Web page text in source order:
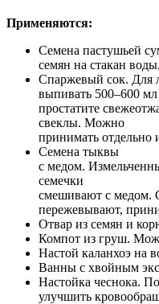
Применяются:
Семена пастушьей
семян на стакан воды.
Спаржевый сок. Для
выпивать 500–600
простатите
свеклы. Можно
принимать отдельно
Семена тыквы
с медом.
семечки
смешивают с медом.
пережевывают,
Отвар из семян и
Компот из груш.
Настой каланхоэ на
Ванны с хвойным
Настойка чеснока.
улучшить